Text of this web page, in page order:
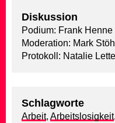
Diskussion
Podium: Frank Henne
Moderation: Mark
Protokoll: Natalie
Schlagworte
Arbeit, Arbeitslosigkeit,